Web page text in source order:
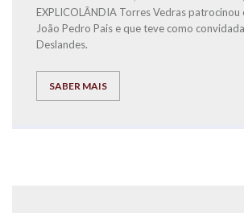
EXPLICOLÂNDIA Torres Vedras
João Pedro Pais e que teve como
Deslandes.
SABER MAIS